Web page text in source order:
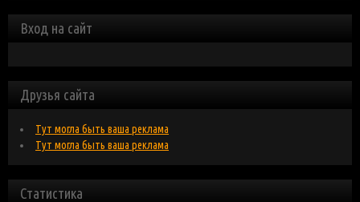
Вход на сайт
Друзья сайта
Тут могла быть ваша реклама
Тут могла быть ваша реклама
Статистика